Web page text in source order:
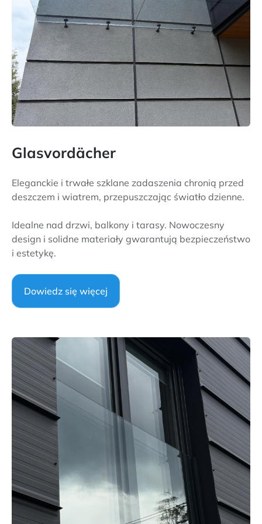
Glasvordächer
Eleganckie i trwałe szklane zadaszenia chronią przed
deszczem i wiatrem, przepuszczając światło dzienne.
Idealne nad drzwi, balkony i tarasy. Nowoczesny
design i solidne materiały gwarantują bezpieczeństwo
i estetykę.
Dowiedz się więcej